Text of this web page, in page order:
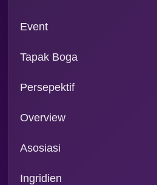
Event
Tapak Boga
Persepektif
Overview
Asosiasi
Ingridien